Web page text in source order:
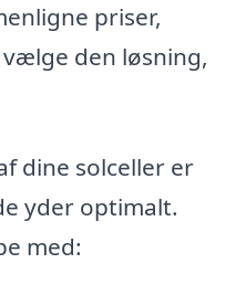
priser,
den løsning,
dine solceller er
yder optimalt.
med: